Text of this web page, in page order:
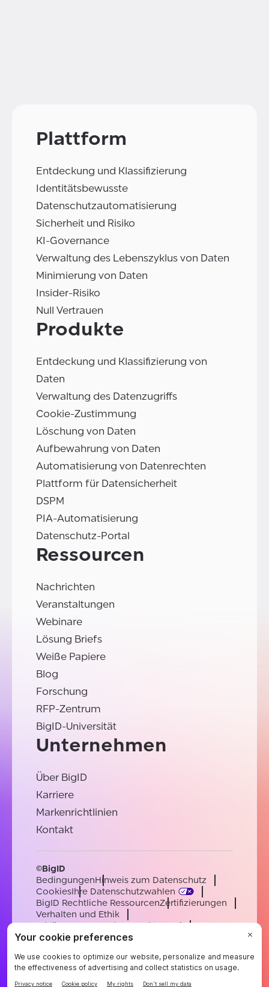
Plattform
Entdeckung und Klassifizierung
Identitätsbewusste
Datenschutzautomatisierung
Sicherheit und Risiko
KI-Governance
Verwaltung des Lebenszyklus von Daten
Minimierung von Daten
Insider-Risiko
Null Vertrauen
Produkte
Entdeckung und Klassifizierung von
Daten
Verwaltung des Datenzugriffs
Cookie-Zustimmung
Löschung von Daten
Aufbewahrung von Daten
Automatisierung von Datenrechten
Plattform für Datensicherheit
DSPM
PIA-Automatisierung
Datenschutz-Portal
Ressourcen
Nachrichten
Veranstaltungen
Webinare
Lösung Briefs
Weiße Papiere
Blog
Forschung
RFP-Zentrum
BigID-Universität
Unternehmen
Über BigID
Karriere
Markenrichtlinien
Kontakt
©BigID
BedingungenHinweis zum Datenschutz
CookiesIhre Datenschutzwahlen
BigID Rechtliche RessourcenZertifizierungen
Verhalten und Ethik
Erklärung zur modernen Sklaverei
Unterauftragsverarbeiter
EnglishGermanFrenchSpanishPortuguese